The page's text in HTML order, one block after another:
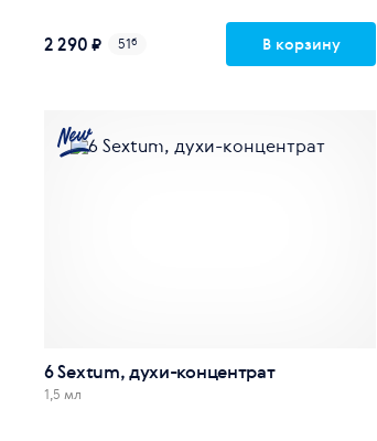
2 290 ₽ 51б В корзину
6 Sextum, духи-концентрат
1,5 мл